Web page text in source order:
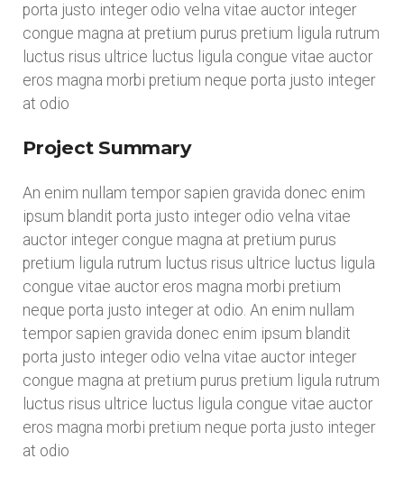
porta justo integer odio velna vitae auctor integer
congue magna at pretium purus pretium ligula rutrum
luctus risus ultrice luctus ligula congue vitae auctor
eros magna morbi pretium neque porta justo integer
at odio
Project Summary
An enim nullam tempor sapien gravida donec enim
ipsum blandit porta justo integer odio velna vitae
auctor integer congue magna at pretium purus
pretium ligula rutrum luctus risus ultrice luctus ligula
congue vitae auctor eros magna morbi pretium
neque porta justo integer at odio. An enim nullam
tempor sapien gravida donec enim ipsum blandit
porta justo integer odio velna vitae auctor integer
congue magna at pretium purus pretium ligula rutrum
luctus risus ultrice luctus ligula congue vitae auctor
eros magna morbi pretium neque porta justo integer
at odio